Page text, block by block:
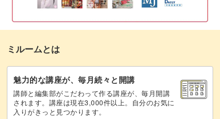
にもぴったり！
作品を豪華に見せてくれるので、手作りとは思えない贈り
ものになりますよ♪
温もりあふれる作品は、受け取る側に特別感と喜びをもた
らしてくれます。
ミルームとは
魅力的な講座が、毎月続々と開講
講師と編集部がこだわって作る講座が、毎月開講
されます。講座は現在3,000件以上。自分のお気に
入りがきっと見つかります。